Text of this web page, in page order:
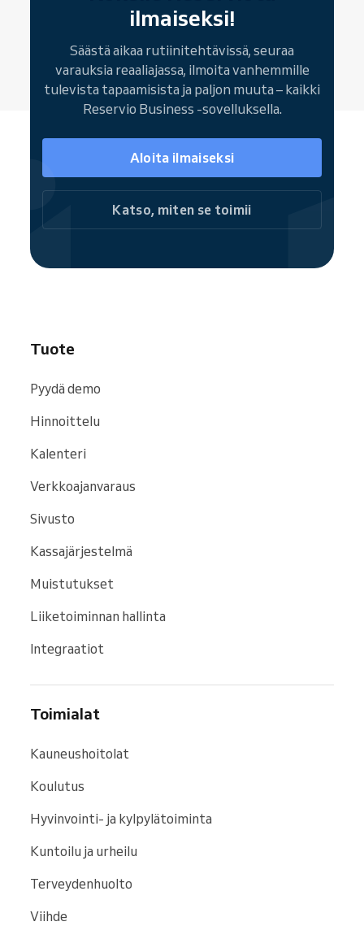
muokkaamiseen tai peruuttamiseen.
ilmaiseksi!
Säästä aikaa rutiinitehtävissä, seuraa
varauksia reaaliajassa, ilmoita vanhemmille
tulevista tapaamisista ja paljon muuta – kaikki
Reservio Business -sovelluksella.
Aloita ilmaiseksi
Katso, miten se toimii
Tuote
Pyydä demo
Hinnoittelu
Kalenteri
Verkkoajanvaraus
Sivusto
Kassajärjestelmä
Muistutukset
Liiketoiminnan hallinta
Integraatiot
Toimialat
Kauneushoitolat
Koulutus
Hyvinvointi- ja kylpylätoiminta
Kuntoilu ja urheilu
Terveydenhuolto
Viihde